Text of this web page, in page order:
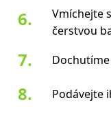
Vmíchejte
čerstvou
Podávejte